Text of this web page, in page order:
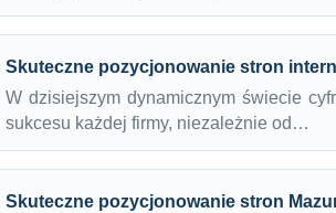
Skuteczne pozycjonowanie stron
W dzisiejszym dynamicznym świecie
sukcesu każdej firmy, niezależnie od…
Skuteczne pozycjonowanie stron